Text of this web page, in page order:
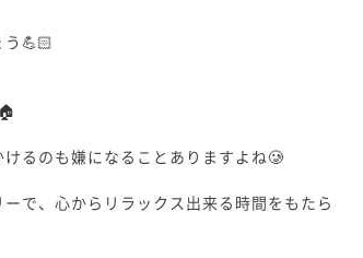
💪🏻
るのも嫌になることありますよね🥲
で、心からリラックス出来る時間をもたら